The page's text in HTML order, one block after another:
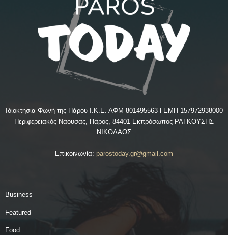
Ιδιοκτησία Φωνή της Πάρου Ι.Κ.Ε. ΑΦΜ 801495563 ΓΕΜΗ 157972938000
Περιφερειακός Νάουσας, Πάρος, 84401 Εκπρόσωπος ΡΑΓΚΟΥΣΗΣ
ΝΙΚΟΛΑΟΣ
Επικοινωνία: parostoday.gr@gmail.com
Business
Featured
Food